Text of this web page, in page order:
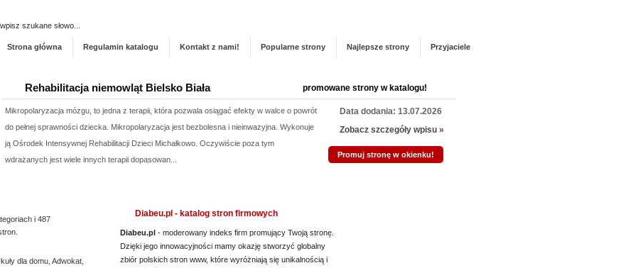
Strona główna Regulamin katalogu Kontakt z nami! Popularne strony Najlepsze strony Przyjaciele
Rehabilitacja niemowląt Bielsko Biała promowane strony w katalogu!
Mikropolaryzacja mózgu, to jedna z terapii, która pozwala osiągać efekty w walce o powrót
do pełnej sprawności dziecka. Mikropolaryzacja jest bezbolesna i nieinwazyjna. Wykonuje
ją Ośrodek Intensywnej Rehabilitacji Dzieci Michałkowo. Oczywiście poza tym
wdrażanych jest wiele innych terapii dopasowan...
Data dodania: 13.07.2026
Zobacz szczegóły wpisu »
Promuj stronę w okienku!
Diabeu.pl - katalog stron firmowych
Diabeu.pl - moderowany indeks firm promujący Twoją stronę.
Dzięki jego innowacyjności mamy okazję stworzyć globalny
zbiór polskich stron www, które wyróżniają się unikalnością i
i 487
dla domu Adwokat